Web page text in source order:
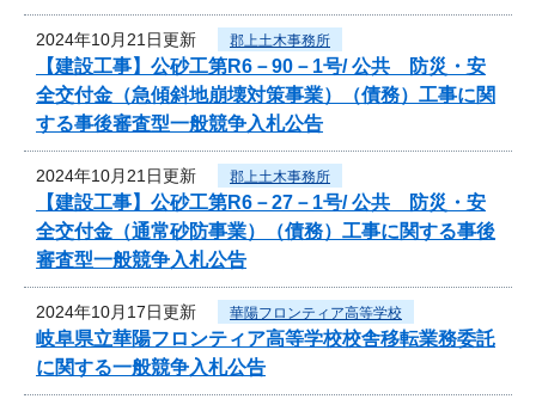
2024年10月21日更新 郡上土木事務所
【建設工事】公砂工第R6－90－1号/ 公共 防災・安
全交付金（急傾斜地崩壊対策事業）（債務）工事に関
する事後審査型一般競争入札公告
2024年10月21日更新 郡上土木事務所
【建設工事】公砂工第R6－27－1号/ 公共 防災・安
全交付金（通常砂防事業）（債務）工事に関する事後
審査型一般競争入札公告
2024年10月17日更新 華陽フロンティア高等学校
岐阜県立華陽フロンティア高等学校校舎移転業務委託
に関する一般競争入札公告